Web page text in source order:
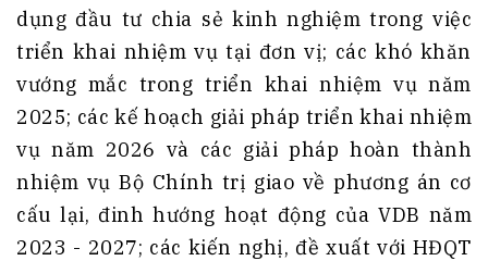
dụng đầu tư chia sẻ kinh nghiệm trong việc
triển khai nhiệm vụ tại đơn vị; các khó khăn
vướng mắc trong triển khai nhiệm vụ năm
2025; các kế hoạch giải pháp triển khai nhiệm
vụ năm 2026 và các giải pháp hoàn thành
nhiệm vụ Bộ Chính trị giao về phương án cơ
cấu lại, đinh hướng hoạt động của VDB năm
2023 - 2027; các kiến nghị, đề xuất với HĐQT